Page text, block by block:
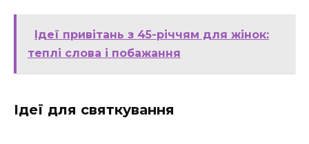
Ідеї привітань з 45-річчям для жінок:
теплі слова і побажання
Ідеї для святкування